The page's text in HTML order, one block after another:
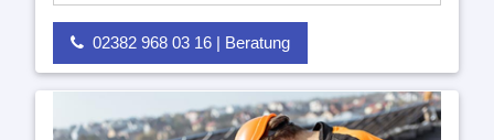
02382 968 03 16 | Beratung